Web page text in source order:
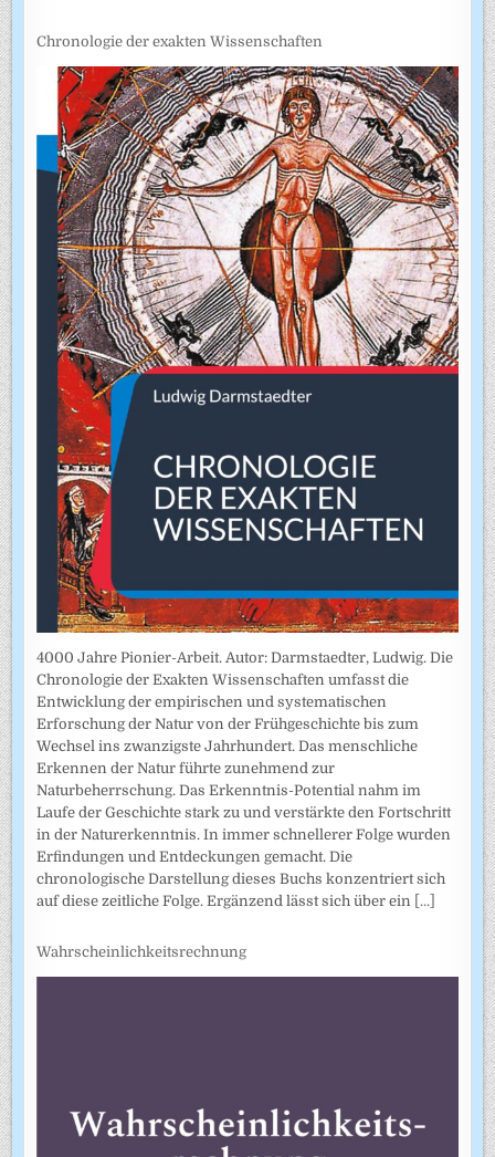
Chronologie der exakten Wissenschaften
4000 Jahre Pionier-Arbeit. Autor: Darmstaedter, Ludwig. Die
Chronologie der Exakten Wissenschaften umfasst die
Entwicklung der empirischen und systematischen
Erforschung der Natur von der Frühgeschichte bis zum
Wechsel ins zwanzigste Jahrhundert. Das menschliche
Erkennen der Natur führte zunehmend zur
Naturbeherrschung. Das Erkenntnis-Potential nahm im
Laufe der Geschichte stark zu und verstärkte den Fortschritt
in der Naturerkenntnis. In immer schnellerer Folge wurden
Erfindungen und Entdeckungen gemacht. Die
chronologische Darstellung dieses Buchs konzentriert sich
auf diese zeitliche Folge. Ergänzend lässt sich über ein [...]
Wahrscheinlichkeitsrechnung